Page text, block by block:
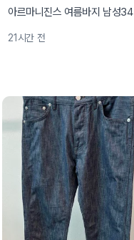
아르마니진스 여름바지 남성34
21시간 전